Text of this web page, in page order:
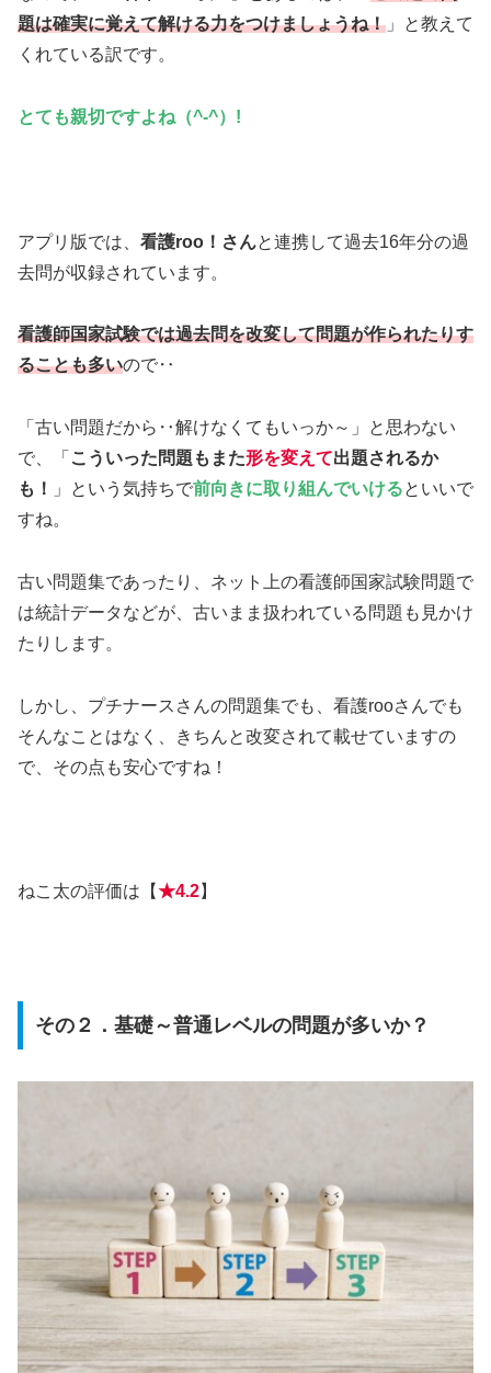
題は確実に覚えて解ける力をつけましょうね！ 」と教えて
くれている訳です。
とても親切ですよね（^-^）!
アプリ版では、 看護roo！さんと連携して過去16年分の過
去問が収録されています。
看護師国家試験では過去問を改変して問題が作られたりす
ることも多いので‥
「古い問題だから‥解けなくてもいっか～」と思わない
で、「 こういった問題もまた形を変えて出題されるか
も！
」という気持ちで前向きに取り組んでいけるといいで
すね。
古い問題集であったり、ネット上の看護師国家試験問題で
は統計データなどが、古いまま扱われている問題も見かけ
たりします。
しかし、プチナースさんの問題集でも、看護rooさんでも
そんなことはなく、きちんと改変されて載せていますの
で、その点も安心ですね！
ねこ太の評価は【★4.2】
その２．基礎～普通レベルの問題が多いか？